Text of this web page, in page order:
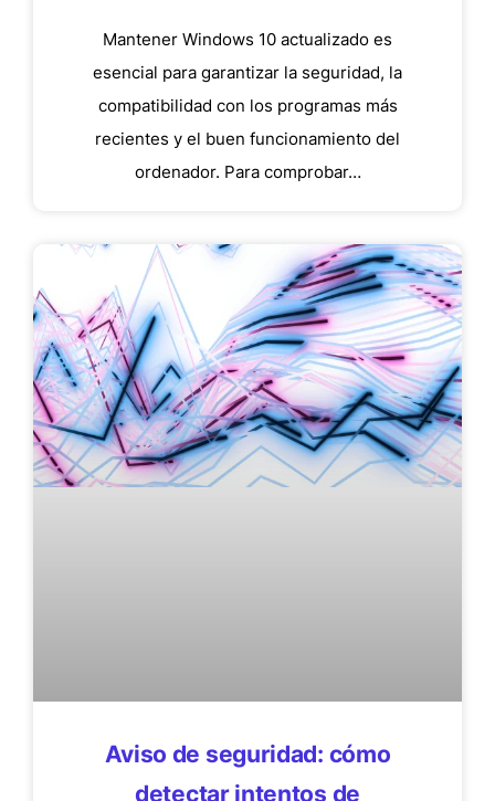
Mantener Windows 10 actualizado es
esencial para garantizar la seguridad, la
compatibilidad con los programas más
recientes y el buen funcionamiento del
ordenador. Para comprobar…
Aviso de seguridad: cómo
detectar intentos de